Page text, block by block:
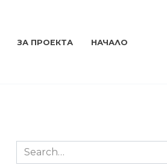
ЗА ПРОЕКТА НАЧАЛО
Search
for: